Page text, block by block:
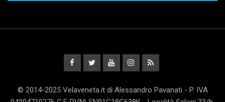
© 2014-2025 Velaveneta.it di Alessandro Pavanati - P. IVA